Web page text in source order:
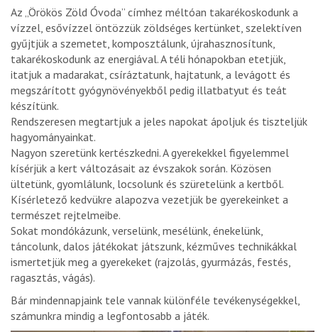
Az „Örökös Zöld Óvoda” címhez méltóan takarékoskodunk a
vízzel, esővízzel öntözzük zöldséges kertünket, szelektíven
gyűjtjük a szemetet, komposztálunk, újrahasznosítunk,
takarékoskodunk az energiával. A téli hónapokban etetjük,
itatjuk a madarakat, csíráztatunk, hajtatunk, a levágott és
megszárított gyógynövényekből pedig illatbatyut és teát
készítünk.
Rendszeresen megtartjuk a jeles napokat ápoljuk és tiszteljük
hagyományainkat.
Nagyon szeretünk kertészkedni. A gyerekekkel figyelemmel
kísérjük a kert változásait az évszakok során. Közösen
ültetünk, gyomlálunk, locsolunk és szüretelünk a kertből.
Kísérletező kedvükre alapozva vezetjük be gyerekeinket a
természet rejtelmeibe.
Sokat mondókázunk, verselünk, mesélünk, énekelünk,
táncolunk, dalos játékokat játszunk, kézműves technikákkal
ismertetjük meg a gyerekeket (rajzolás, gyurmázás, festés,
ragasztás, vágás).
Bár mindennapjaink tele vannak különféle tevékenységekkel,
számunkra mindig a legfontosabb a játék.